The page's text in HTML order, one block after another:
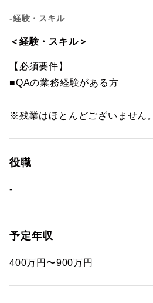
-経験・スキル
＜経験・スキル＞
【必須要件】
■QAの業務経験がある方
※残業はほとんどございません。
役職
-
予定年収
400万円〜900万円